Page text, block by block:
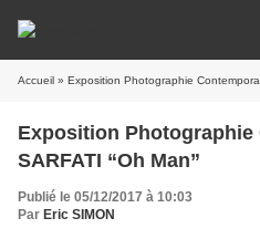
Accueil » Exposition Photographie
Exposition
SARFATI “Oh Man”
Publié le 05/12/2017 à 10:03
Par Eric SIMON